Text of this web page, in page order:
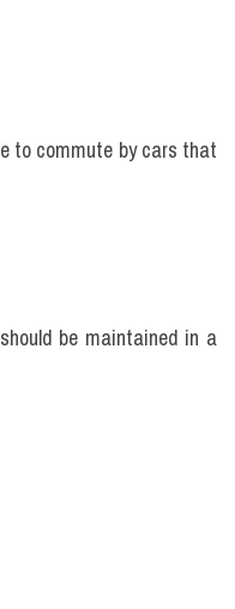
to commute by cars that
be maintained in a